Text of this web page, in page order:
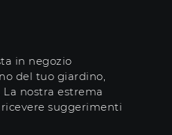
in negozio
del tuo giardino,
nostra estrema
suggerimenti